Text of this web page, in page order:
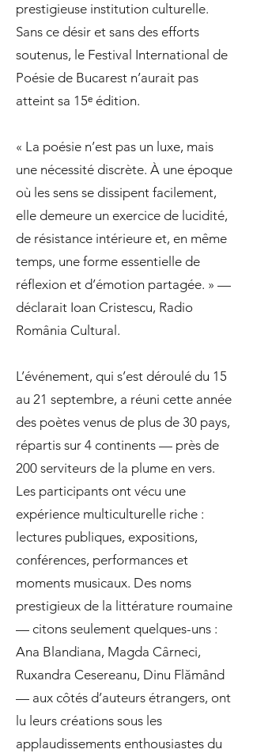
prestigieuse institution culturelle.
Sans ce désir et sans des efforts
soutenus, le Festival International de
Poésie de Bucarest n’aurait pas
atteint sa 15ᵉ édition.
« La poésie n’est pas un luxe, mais
une nécessité discrète. À une époque
où les sens se dissipent facilement,
elle demeure un exercice de lucidité,
de résistance intérieure et, en même
temps, une forme essentielle de
réflexion et d’émotion partagée. » —
déclarait Ioan Cristescu, Radio
România Cultural.
L’événement, qui s’est déroulé du 15
au 21 septembre, a réuni cette année
des poètes venus de plus de 30 pays,
répartis sur 4 continents — près de
200 serviteurs de la plume en vers.
Les participants ont vécu une
expérience multiculturelle riche :
lectures publiques, expositions,
conférences, performances et
moments musicaux. Des noms
prestigieux de la littérature roumaine
— citons seulement quelques-uns :
Ana Blandiana, Magda Cârneci,
Ruxandra Cesereanu, Dinu Flămând
— aux côtés d’auteurs étrangers, ont
lu leurs créations sous les
applaudissements enthousiastes du